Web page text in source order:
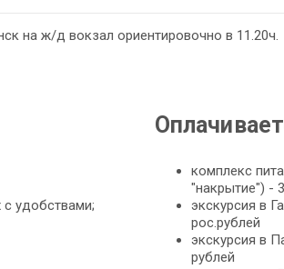
на ж/д вокзал ориентировочно в 11.20ч.
удобствами;
комплекс
"накрытие") -
экскурсия в
рос.рублей
экскурсия в
рублей